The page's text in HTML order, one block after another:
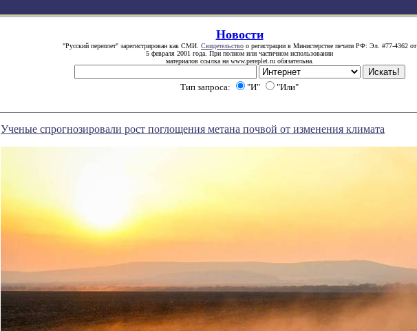
Новости
"Русский переплет" зарегистрирован как СМИ. Свидетельство о регистрации в Министерстве печати РФ: Эл. #77-4362 от
5 февраля 2001 года. При полном или частичном использовании
материалов ссылка на www.pereplet.ru обязательна.
Тип запроса: "И" "Или"
Ученые спрогнозировали рост поглощения метана почвой от изменения климата